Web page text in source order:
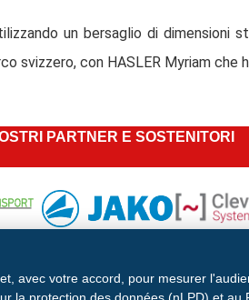
un bersaglio di dimensioni
svizzero, con HASLER Myriam
PARTNER E SOSTENITORI
avec votre accord, pour mesurer